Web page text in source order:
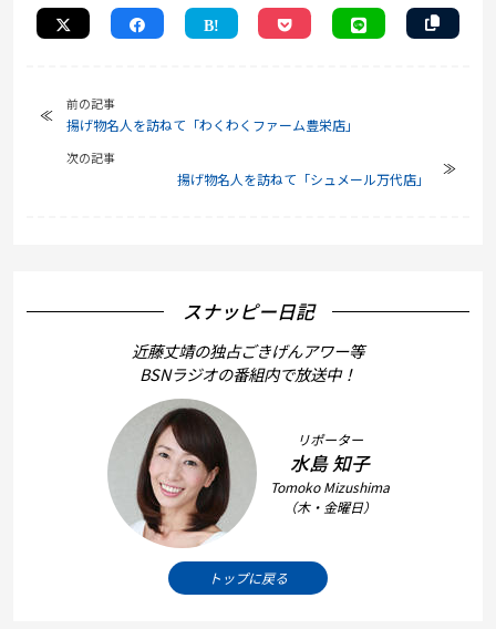
前の記事
揚げ物名人を訪ねて「わくわくファーム豊栄店」
次の記事
揚げ物名人を訪ねて「シュメール万代店」
スナッピー日記
近藤丈靖の独占ごきげんアワー等
BSNラジオの番組内で放送中！
リポーター
水島 知子
Tomoko Mizushima
（木・金曜日）
トップに戻る